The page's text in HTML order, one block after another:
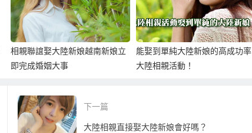
相親聯誼娶大陸新娘越南新娘立
即完成婚姻大事
能娶到單純大陸新娘的高成功率
大陸相親活動！
下一篇
大陸相親直接娶大陸新娘會好嗎？